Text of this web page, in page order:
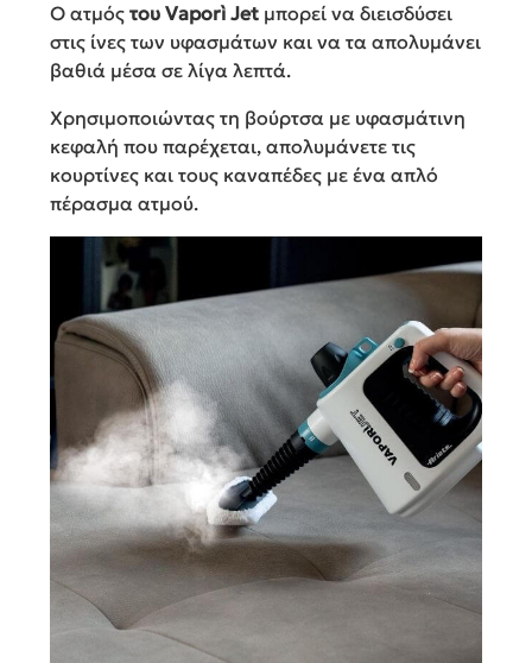
Ο ατμός του Vaporì Jet μπορεί να διεισδύσει
στις ίνες των υφασμάτων και να τα απολυμάνει
βαθιά μέσα σε λίγα λεπτά.
Χρησιμοποιώντας τη βούρτσα με υφασμάτινη
κεφαλή που παρέχεται, απολυμάνετε τις
κουρτίνες και τους καναπέδες με ένα απλό
πέρασμα ατμού.